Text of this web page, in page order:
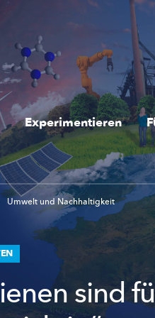
Experimentieren
Umwelt und Nachhaltigkeit
sind